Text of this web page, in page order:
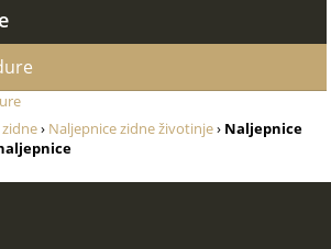
› Naljepnice zidne životinje› Naljepnice